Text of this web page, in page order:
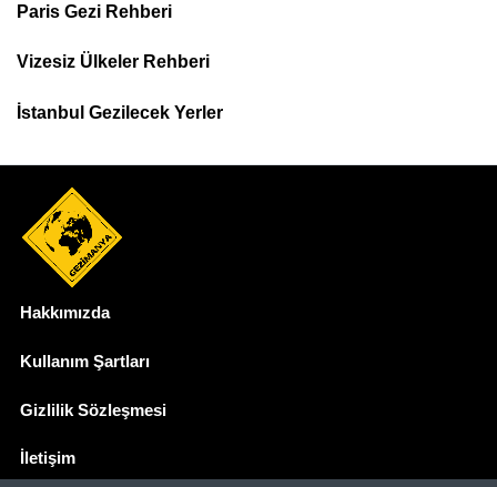
Top
Menu
Paris Gezi Rehberi
Vizesiz Ülkeler Rehberi
İstanbul Gezilecek Yerler
Hakkımızda
Kullanım Şartları
Gizlilik Sözleşmesi
İletişim